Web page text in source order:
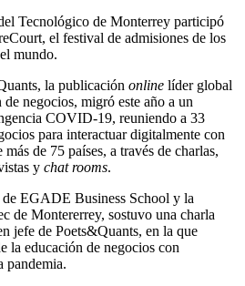
Tecnológico de Monterrey participó
el festival de admisiones de los
mundo.
la publicación online líder global
negocios, migró este año a un
COVID-19, reuniendo a 33
para interactuar digitalmente con
de 75 países, a través de charlas,
y chat rooms.
EGADE Business School y la
de Montererrey, sostuvo una charla
jefe de Poets&Quants, en la que
la educación de negocios con
pandemia.